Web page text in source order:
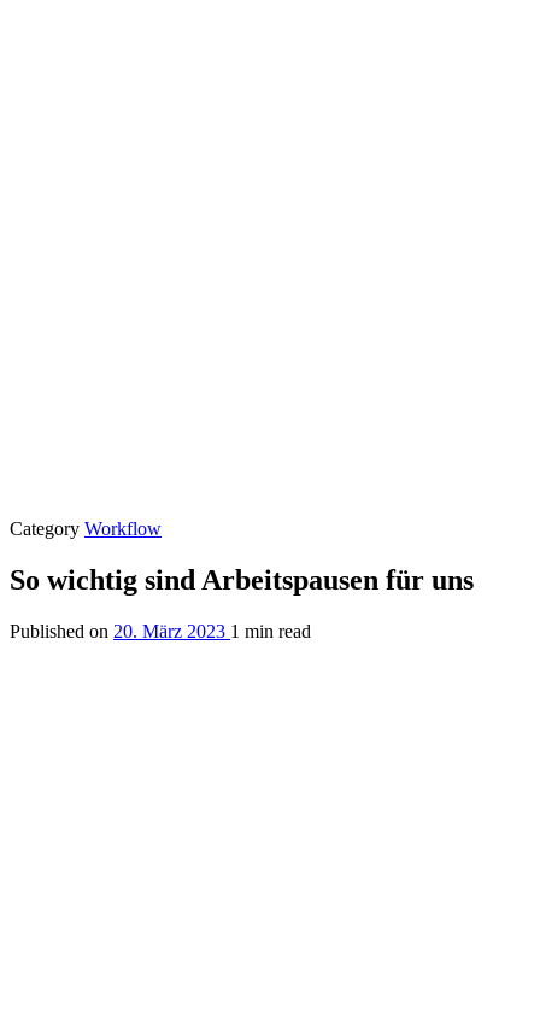
Category Workflow
So wichtig sind Arbeitspausen für uns
Published on 20. März 2023 1 min read